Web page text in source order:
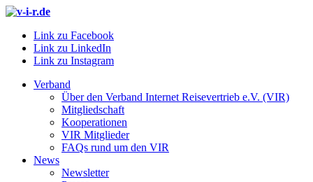
Link zu Facebook
Link zu LinkedIn
Link zu Instagram
Verband
Über den Verband Internet Reisevertrieb e.V. (VIR)
Mitgliedschaft
Kooperationen
VIR Mitglieder
FAQs rund um den VIR
News
Newsletter